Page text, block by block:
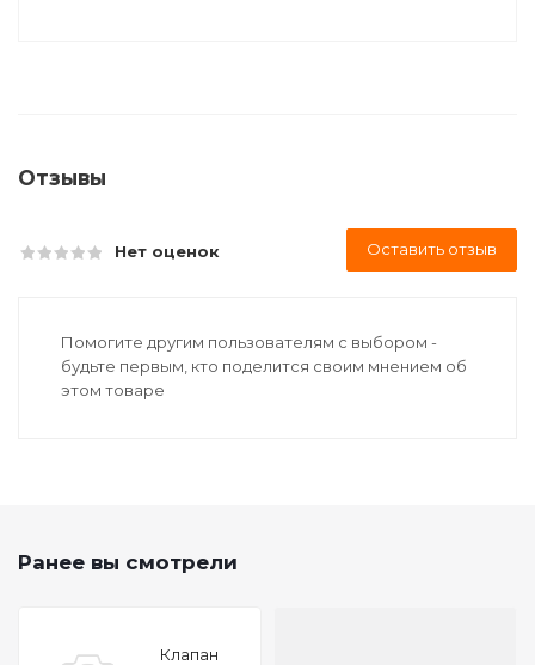
Отзывы
Нет оценок Оставить отзыв
Помогите другим пользователям с выбором -
будьте первым, кто поделится своим мнением об
этом товаре
Ранее вы смотрели
Клапан